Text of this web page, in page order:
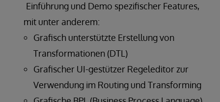
Einführung und Demo spezifischer Features,
mit unter anderem:
Grafisch unterstützte Erstellung von
Transformationen (DTL)
Grafischer UI-gestützer Regeleditor zur
Verwendung im Routing und Transforming